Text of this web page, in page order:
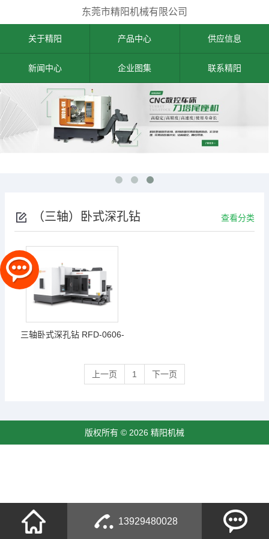
东莞市精阳机械有限公司
关于精阳 产品中心 供应信息
新闻中心 企业图集 联系精阳
（三轴）卧式深孔钻 查看分类
三轴卧式深孔钻 RFD-0606-
1310-1300 FD-1611-1500
上一页 1 下一页
版权所有 © 2026 精阳机械
13929480028